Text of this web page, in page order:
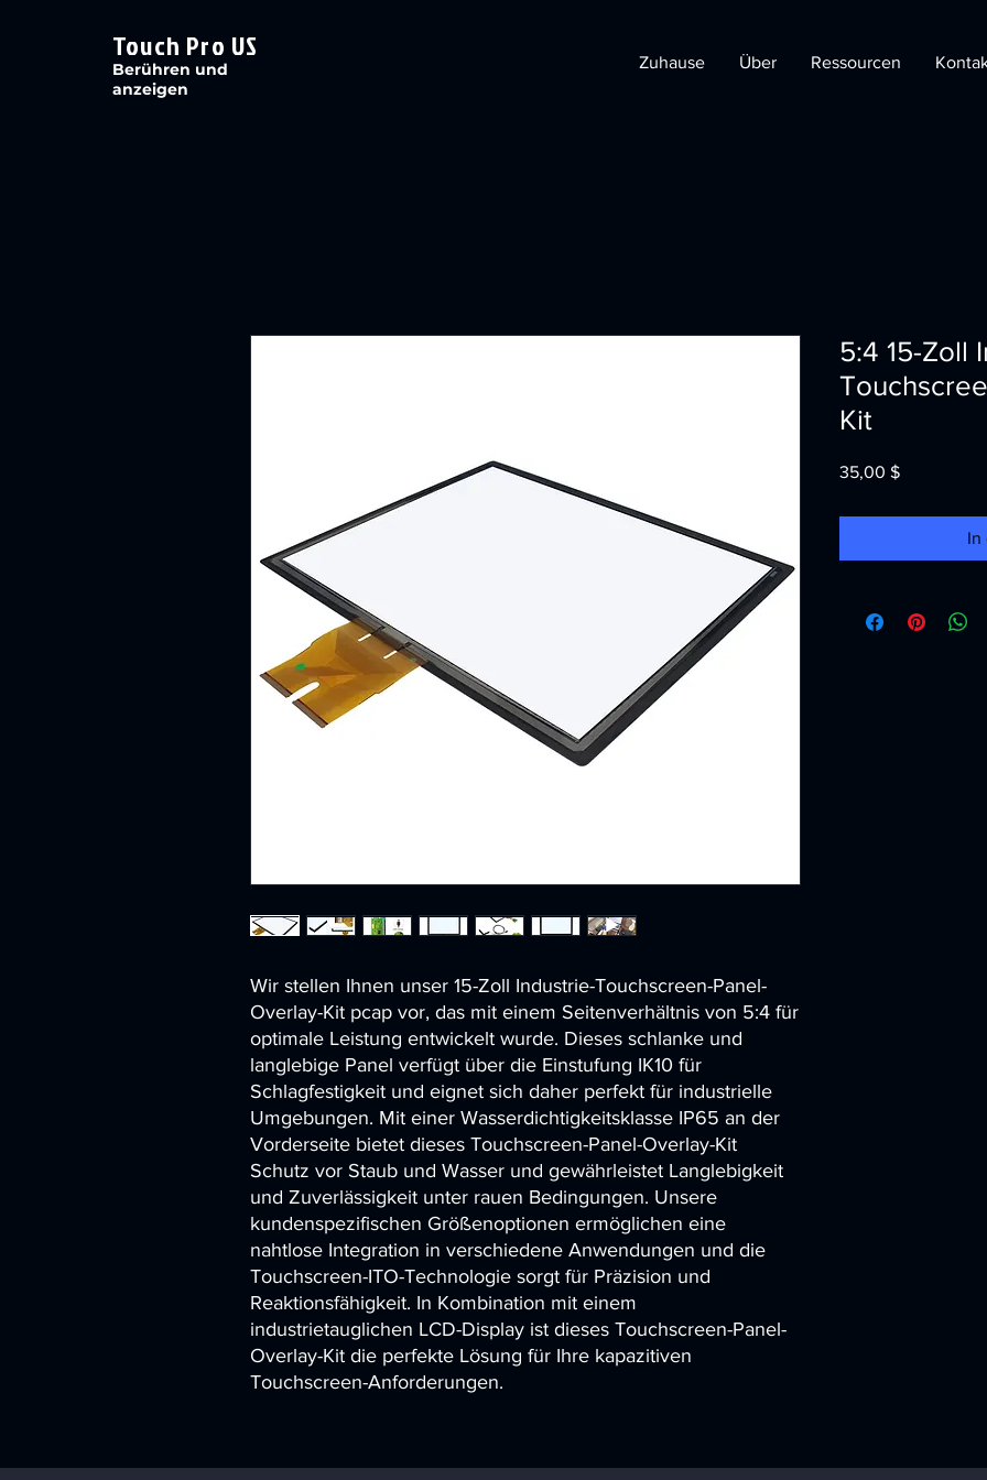
Touch Pro US
Berühren und
anzeigen
Zuhause Über Ressourcen
Wir stellen Ihnen unser 15-Zoll Industrie-Touchscreen-Panel-
Overlay-Kit pcap vor, das mit einem Seitenverhältnis von 5:4 für
optimale Leistung entwickelt wurde. Dieses schlanke und
langlebige Panel verfügt über die Einstufung IK10 für
Schlagfestigkeit und eignet sich daher perfekt für industrielle
Umgebungen. Mit einer Wasserdichtigkeitsklasse IP65 an der
Vorderseite bietet dieses Touchscreen-Panel-Overlay-Kit
Schutz vor Staub und Wasser und gewährleistet Langlebigkeit
und Zuverlässigkeit unter rauen Bedingungen. Unsere
kundenspezifischen Größenoptionen ermöglichen eine
nahtlose Integration in verschiedene Anwendungen und die
Touchscreen-ITO-Technologie sorgt für Präzision und
Reaktionsfähigkeit. In Kombination mit einem
industrietauglichen LCD-Display ist dieses Touchscreen-Panel-
Overlay-Kit die perfekte Lösung für Ihre kapazitiven
Touchscreen-Anforderungen.
5:4 15-Zoll
Kit
35,00 $Preis
In